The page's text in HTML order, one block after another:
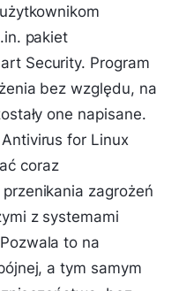
pakiet
Security. Program
bez względu, na
one napisane.
for Linux
coraz
zagrożeń
z systemami
to na
a tym samym